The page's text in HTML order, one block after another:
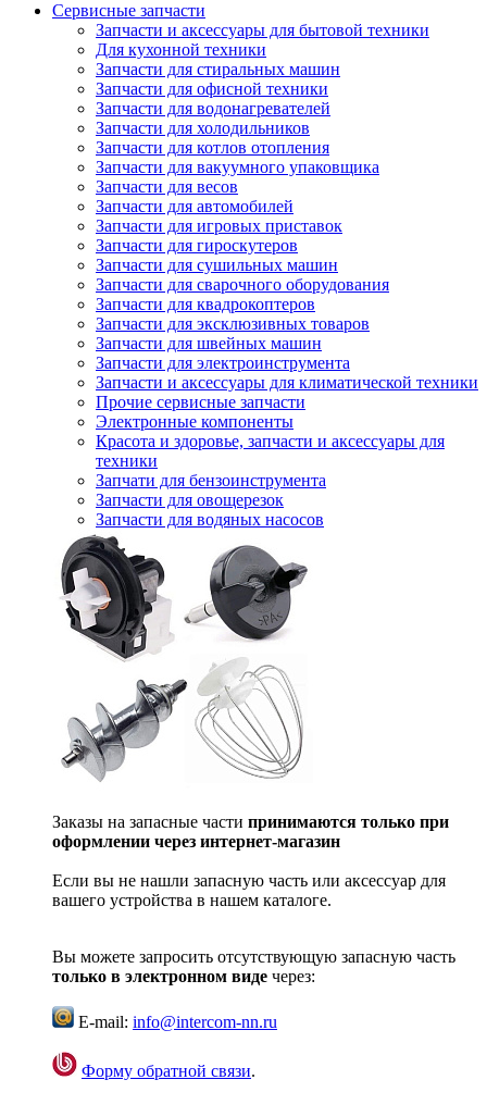
Сервисные запчасти
Запчасти и аксессуары для бытовой техники
Для кухонной техники
Запчасти для стиральных машин
Запчасти для офисной техники
Запчасти для водонагревателей
Запчасти для холодильников
Запчасти для котлов отопления
Запчасти для вакуумного упаковщика
Запчасти для весов
Запчасти для автомобилей
Запчасти для игровых приставок
Запчасти для гироскутеров
Запчасти для сушильных машин
Запчасти для сварочного оборудования
Запчасти для квадрокоптеров
Запчасти для эксклюзивных товаров
Запчасти для швейных машин
Запчасти для электроинструмента
Запчасти и аксессуары для климатической техники
Прочие сервисные запчасти
Электронные компоненты
Красота и здоровье, запчасти и аксессуары для
техники
Запчати для бензоинструмента
Запчасти для овощерезок
Запчасти для водяных насосов
Заказы на запасные части принимаются только при
оформлении через интернет-магазин
Если вы не нашли запасную часть или аксессуар для
вашего устройства в нашем каталоге.
Вы можете запросить отсутствующую запасную часть
только в электронном виде через:
E-mail: info@intercom-nn.ru
Форму обратной связи.